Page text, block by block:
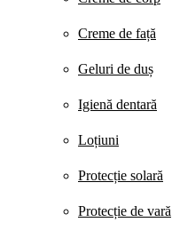
Creme de față
Geluri de duș
Igienă dentară
Loțiuni
Protecție solară
Protecție de vară